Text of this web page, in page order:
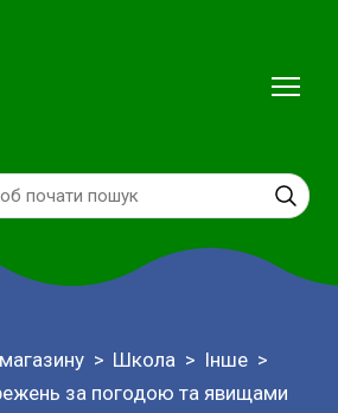
Школа
Інше
за погодою та явищами